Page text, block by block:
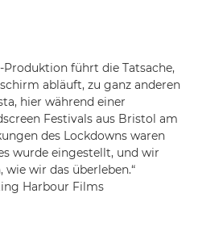
Produktion führt die Tatsache,
abläuft, zu ganz anderen
hier während einer
Festivals aus Bristol am
des Lockdowns waren
wurde eingestellt, und wir
wie wir das überleben.“
Harbour Films